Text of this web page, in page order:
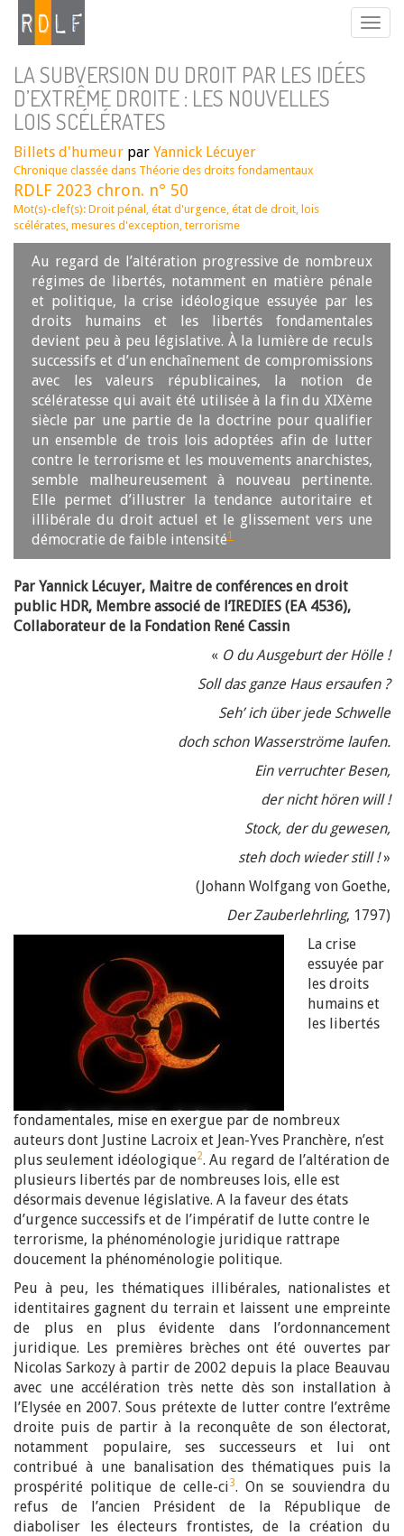
LA SUBVERSION DU DROIT PAR LES IDÉES
D’EXTRÊME DROITE : LES NOUVELLES
LOIS SCÉLÉRATES
Billets d'humeur par Yannick Lécuyer
Chronique classée dans Théorie des droits fondamentaux
RDLF 2023 chron. n° 50
Mot(s)-clef(s): Droit pénal , état d'urgence, état de droit, lois
scélérates, mesures d'exception,terrorisme
Au regard de l’altération progressive de nombreux
régimes de libertés, notamment en matière pénale
et politique, la crise idéologique essuyée par les
droits humains et les libertés fondamentales
devient peu à peu législative. À la lumière de reculs
successifs et d’un enchaînement de compromissions
avec les valeurs républicaines, la notion de
scélératesse qui avait été utilisée à la fin du XIXème
siècle par une partie de la doctrine pour qualifier
un ensemble de trois lois adoptées afin de lutter
contre le terrorisme et les mouvements anarchistes,
semble malheureusement à nouveau pertinente.
Elle permet d’illustrer la tendance autoritaire et
illibérale du droit actuel et le glissement vers une
démocratie de faible intensité1
Par Yannick Lécuyer, Maitre de conférences en droit
public HDR, Membre associé de l’IREDIES (EA 4536),
Collaborateur de la Fondation René Cassin
« O du Ausgeburt der Hölle !
Soll das ganze Haus ersaufen ?
Seh’ ich über jede Schwelle
doch schon Wasserströme laufen.
Ein verruchter Besen,
der nicht hören will !
Stock, der du gewesen,
steh doch wieder still !»
(Johann Wolfgang von Goethe,
Der Zauberlehrling, 1797)
La crise
essuyée par
les droits
humains et
les libertés
fondamentales, mise en exergue par de nombreux
auteurs dont Justine Lacroix et Jean-Yves Pranchère, n’est
plus seulement idéologique2. Au regard de l’altération de
plusieurs libertés par de nombreuses lois, elle est
désormais devenue législative. A la faveur des états
d’urgence successifs et de l’impératif de lutte contre le
terrorisme, la phénoménologie juridique rattrape
doucement la phénoménologie politique.
Peu à peu, les thématiques illibérales, nationalistes et
identitaires gagnent du terrain et laissent une empreinte
de plus en plus évidente dans l’ordonnancement
juridique. Les premières brèches ont été ouvertes par
Nicolas Sarkozy à partir de 2002 depuis la place Beauvau
avec une accélération très nette dès son installation à
l’Elysée en 2007. Sous prétexte de lutter contre l’extrême
droite puis de partir à la reconquête de son électorat,
notamment populaire, ses successeurs et lui ont
contribué à une banalisation des thématiques puis la
prospérité politique de celle-ci3. On se souviendra du
refus de l’ancien Président de la République de
diaboliser les électeurs frontistes, de la création du